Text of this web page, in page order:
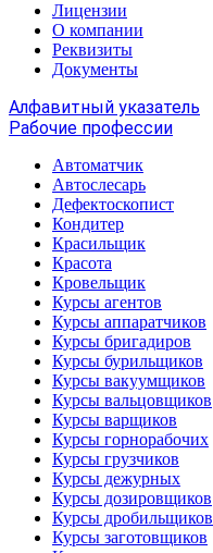
Лицензии
О компании
Реквизиты
Документы
Алфавитный указатель
Рабочие профессии
Автоматчик
Автослесарь
Дефектоскопист
Кондитер
Красильщик
Красота
Кровельщик
Курсы агентов
Курсы аппаратчиков
Курсы бригадиров
Курсы бурильщиков
Курсы вакуумщиков
Курсы вальцовщиков
Курсы варщиков
Курсы горнорабочих
Курсы грузчиков
Курсы дежурных
Курсы дозировщиков
Курсы дробильщиков
Курсы заготовщиков